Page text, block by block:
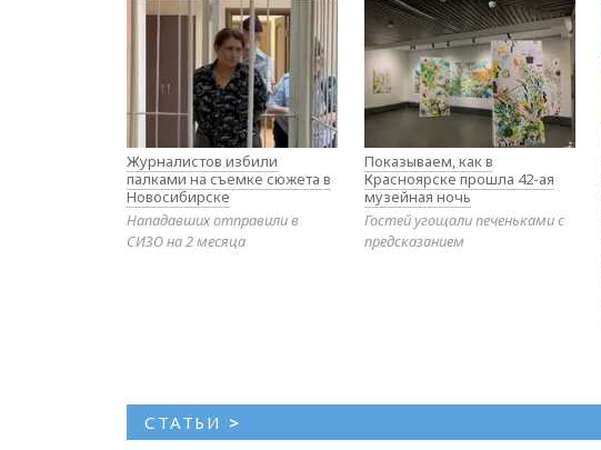
Журналистов избили
палками на съемке сюжета в
Новосибирске
Нападавших отправили в
СИЗО на 2 месяца
Показываем, как в
Красноярске прошла 42-ая
музейная ночь
Гостей угощали печеньками с
предсказанием
СТАТЬИ >